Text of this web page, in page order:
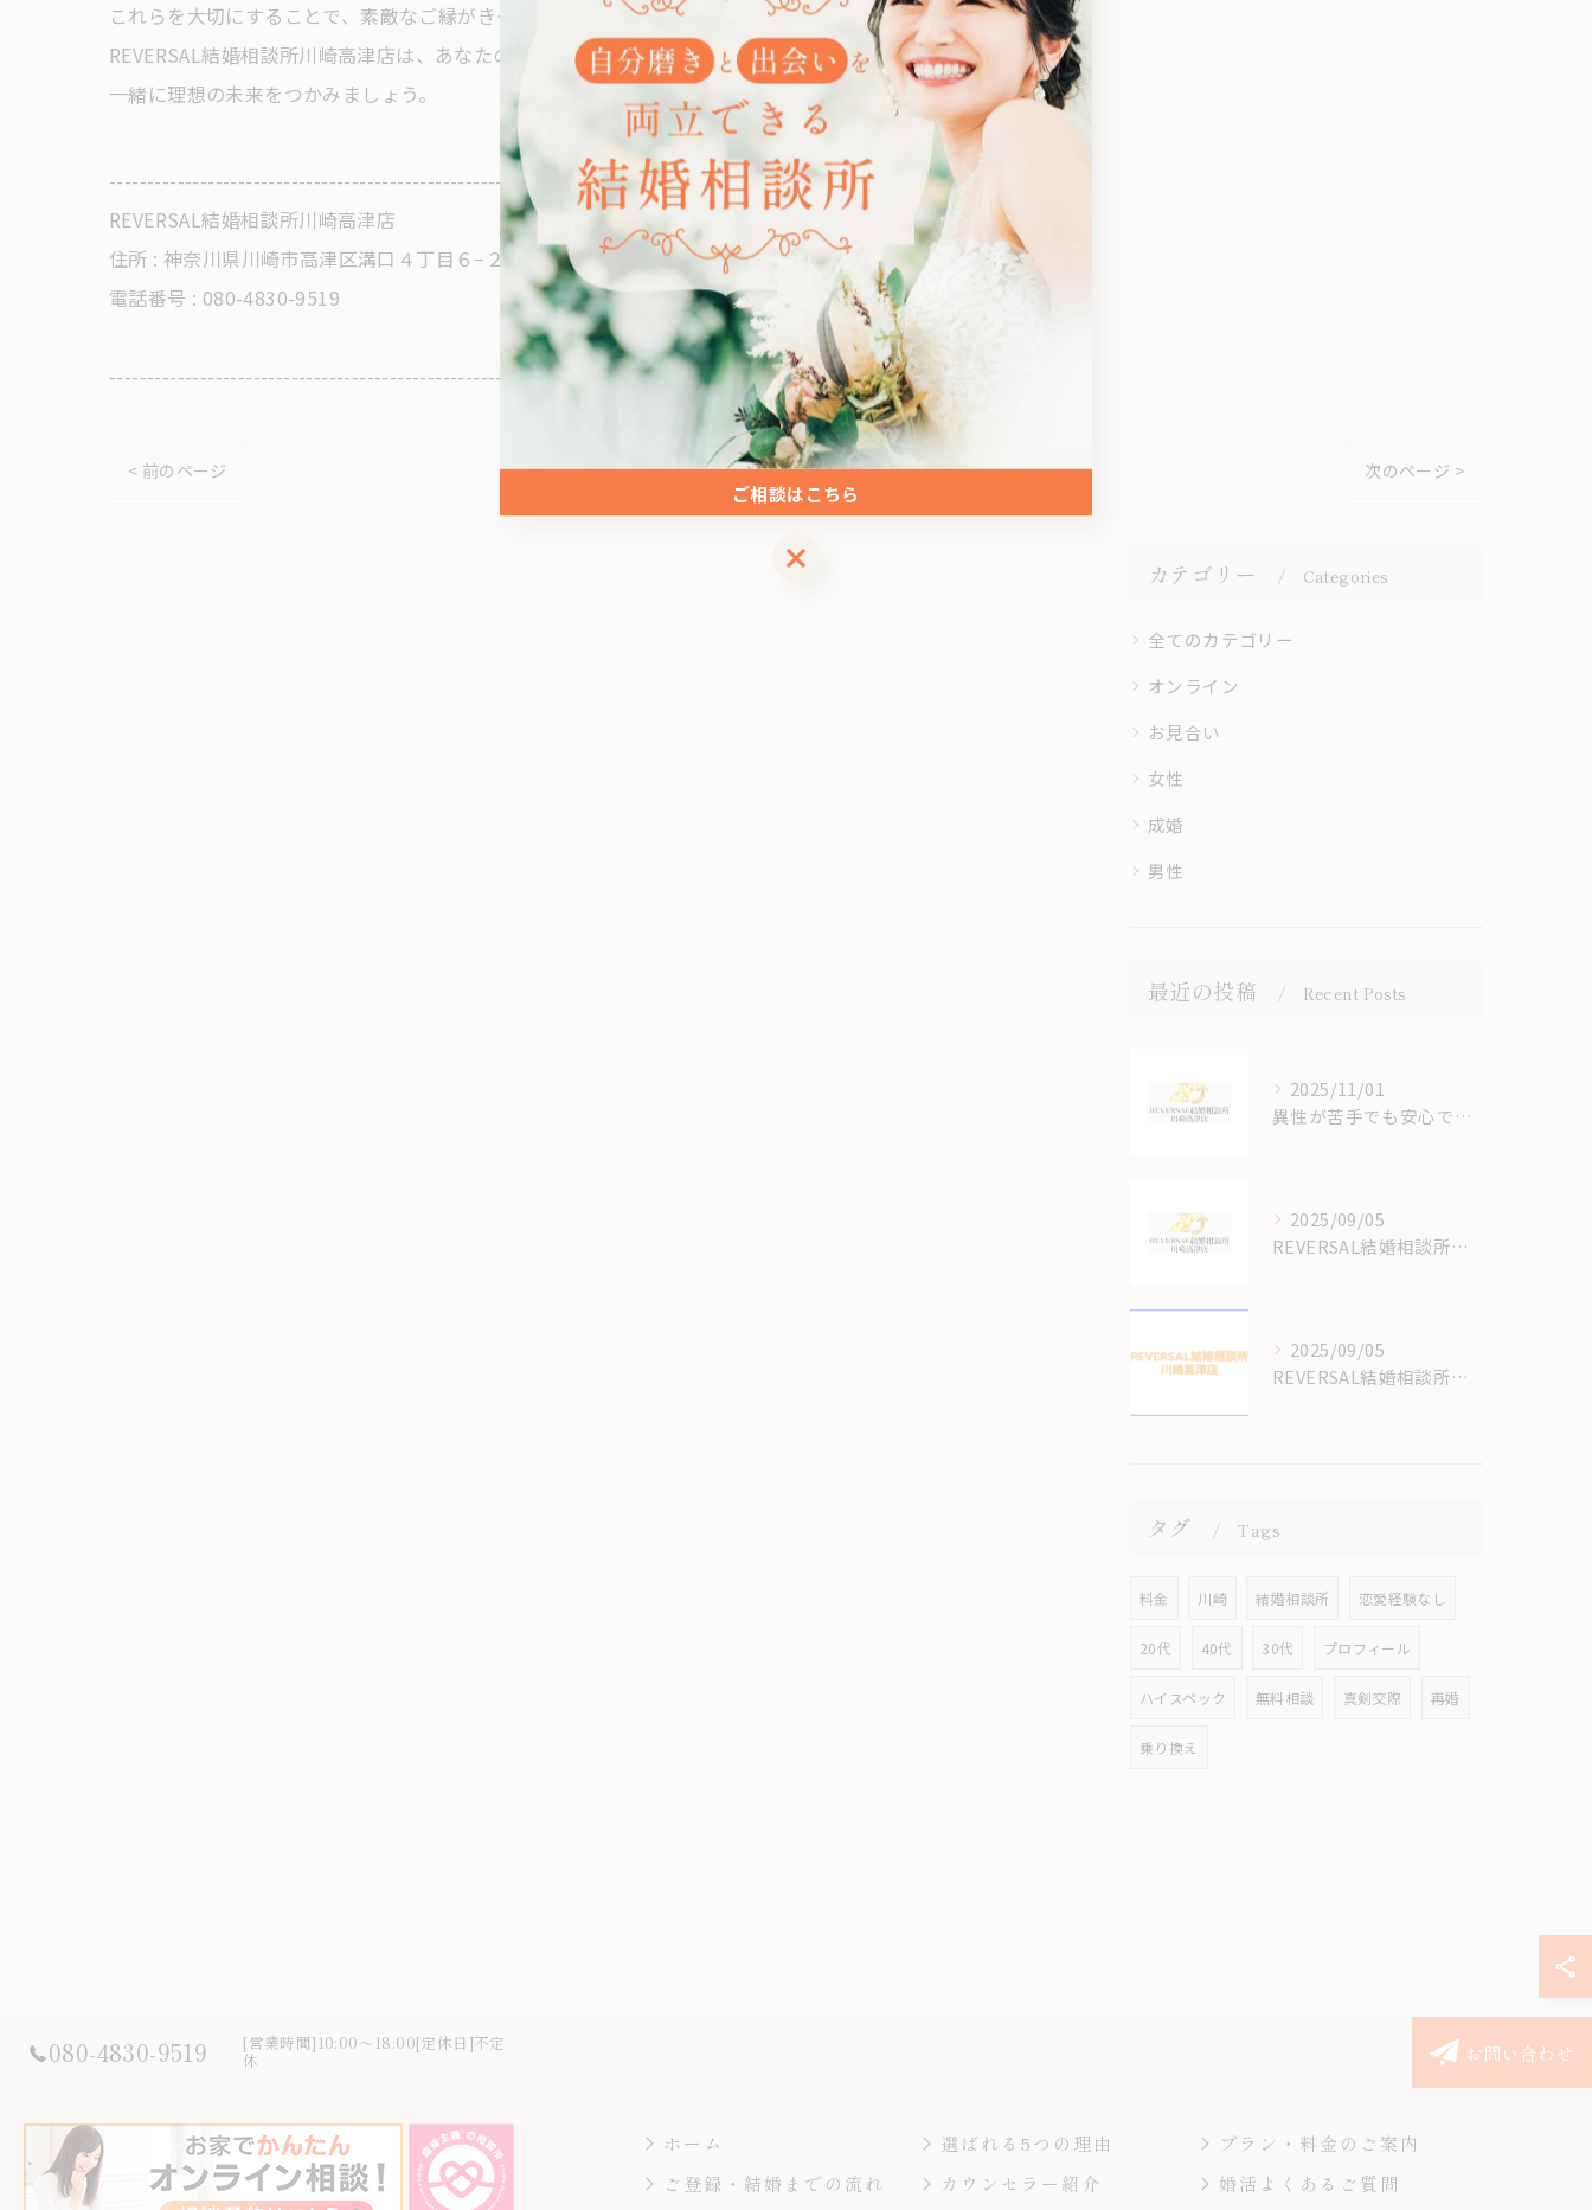
これらを大切にすることで、素敵なご縁がきっと訪れます。
REVERSAL結婚相談所川崎高津店は、あなたの婚活を全力で応援します。
一緒に理想の未来をつかみましょう。
----------------------------------------------------------------------
REVERSAL結婚相談所川崎高津店
住所 : 神奈川県川崎市高津区溝口４丁目６−２
電話番号 : 080-4830-9519
----------------------------------------------------------------------
< 前のページ 一覧に戻る 次のページ >
カテゴリー Categories
全てのカテゴリー
オンライン
お見合い
女性
成婚
男性
最近の投稿 Recent Posts
2025/11/01
異性が苦手でも安心できる結婚相談所のオンラインサポート体制
2025/09/05
REVERSAL結婚相談所川崎高津店の結婚相談所の料金はいくらかかるの？
2025/09/05
REVERSAL結婚相談所のサイトをリニューアルしてます！
タグ Tags
料金 川崎 結婚相談所 恋愛経験なし
20代 40代 30代 プロフィール
ハイスペック 無料相談 真剣交際 再婚
乗り換え
080-4830-9519
[営業時間]10:00～18:00[定休日]不定
休
お問い合わせ
ホーム 選ばれる5つの理由
プラン・料金のご案内
ご登録・結婚までの流れ
カウンセラー紹介 婚活よくあるご質問
ご相談はこちら
ご相談はこちら